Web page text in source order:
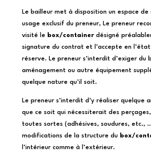
Le bailleur met à disposition un espace
usage exclusif du preneur, Le preneur
visité le
box/containerdésigné
signature du contrat et l’accepte en l’état
réserve. Le preneur s’interdit d’exiger du
aménagement ou autre équipement
quelque nature qu’il soit.
Le preneur s’interdit d’y réaliser quelque
que ce soit qui nécessiterait des
toutes sortes (adhésives, soudures, etc.,
modifications de la structure du box/
l’intérieur comme à l’extérieur.